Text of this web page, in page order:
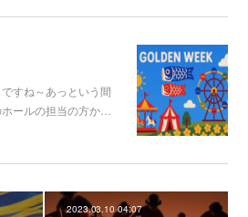
すね～あっという間
ールの担当の方か…
2023.03.10 04:07